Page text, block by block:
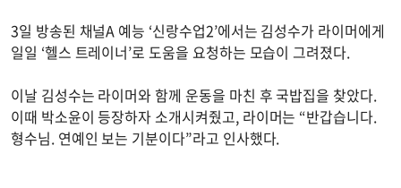
3일 방송된 채널A 예능 ‘신랑수업2’에서는 김성수가 라이머에게
일일 ‘헬스 트레이너’로 도움을 요청하는 모습이 그려졌다.
이날 김성수는 라이머와 함께 운동을 마친 후 국밥집을 찾았다.
이때 박소윤이 등장하자 소개시켜줬고, 라이머는 “반갑습니다.
형수님. 연예인 보는 기분이다”라고 인사했다.